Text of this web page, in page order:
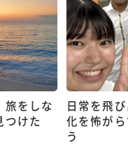
旅をしな
つけた
日常を飛
化を怖が
う